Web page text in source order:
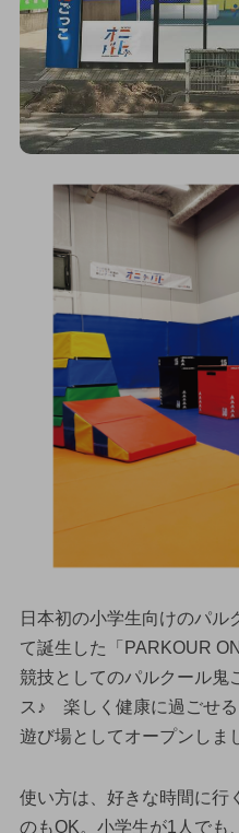
日本初の小学生向けのパル
て誕生した「PARKOUR
競技としてのパルクール鬼
ス♪ 楽しく健康に過ごせ
遊び場としてオープンしま
使い方は、好きな時間に行
のもOK。小学生が1人でも